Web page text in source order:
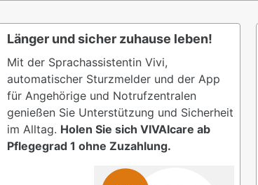
Länger und sicher zuhause leben!
Mit der Sprachassistentin Vivi,
automatischer Sturzmelder und der App
für Angehörige und Notrufzentralen
genießen Sie Unterstützung und Sicherheit
im Alltag. Holen Sie sich VIVAIcare ab
Pflegegrad 1 ohne Zuzahlung.